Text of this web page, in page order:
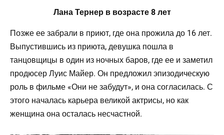
Лана Тернер в возрасте 8 лет
Позже ее забрали в приют, где она прожила до 16 лет.
Выпустившись из приюта, девушка пошла в
танцовщицы в один из ночных баров, где ее и заметил
продюсер Луис Майер. Он предложил эпизодическую
роль в фильме «Они не забудут», и она согласилась. С
этого началась карьера великой актрисы, но как
женщина она осталась несчастной.